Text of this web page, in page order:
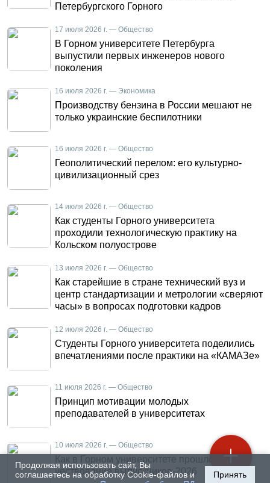
Продолжая использовать сайт, Вы
соглашаетесь на обработку Cookie-файлов и
Принять
Петербургского Горного
17 июля 2026 г. — Общество
В Горном университете Петербурга
выпустили первых инженеров нового
поколения
16 июля 2026 г. — Экономика
Производству бензина в России мешают не
только украинские беспилотники
16 июля 2026 г. — Общество
Геополитический перелом: его культурно-
цивилизационный срез
14 июля 2026 г. — Общество
Как студенты Горного университета
проходили технологическую практику на
Кольском полуострове
13 июля 2026 г. — Общество
Как старейшие в стране технический вуз и
центр стандартизации и метрологии «сверяют
часы» в вопросах подготовки кадров
12 июля 2026 г. — Общество
Студенты Горного университета поделились
впечатлениями после практики на «КАМАЗе»
11 июля 2026 г. — Общество
Принцип мотивации молодых
преподавателей в университетах
10 июля 2026 г. — Общество
Как в Горном университете прошло
чествование выпускников-2026